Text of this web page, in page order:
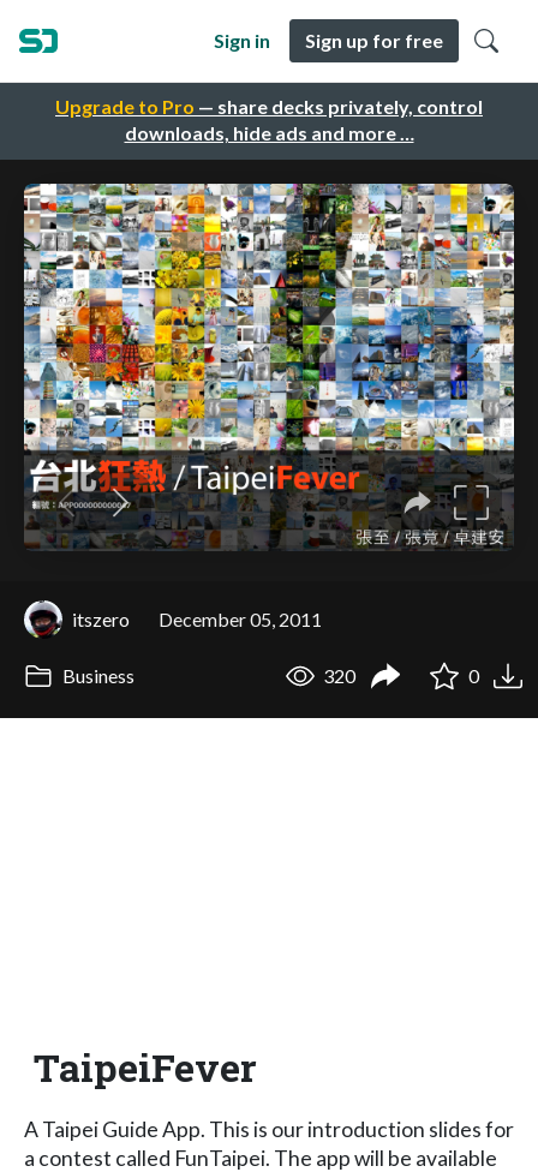
Upgrade to Pro — share decks privately, control
downloads, hide ads and more …
Sign in Sign up for free
itszero December 05, 2011
Business 320 0
TaipeiFever
A Taipei Guide App. This is our introduction slides for
a contest called FunTaipei. The app will be available